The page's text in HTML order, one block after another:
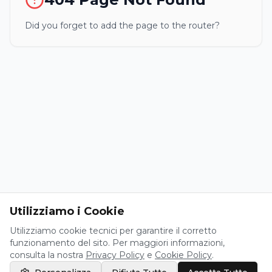
Did you forget to add the page to the router?
Utilizziamo i Cookie
Utilizziamo cookie tecnici per garantire il corretto
funzionamento del sito. Per maggiori informazioni,
consulta la nostra Privacy Policy e Cookie Policy.